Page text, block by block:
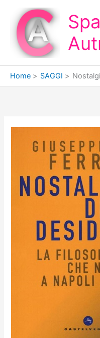
contenuto
Home SAGGI